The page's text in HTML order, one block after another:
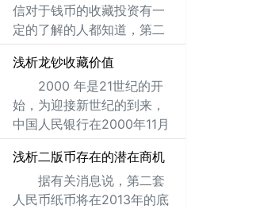
信对于钱币的收藏投资有一
定的了解的人都知道，第二
套人民币是钱币收藏投资市
场中最热门的一套人民币。
这一套人民币的魅力有哪些
呢?竟然会如此吸引人。下
面，笔者就为您一一揭晓答
案吧。
浅析龙钞收藏价值
2000 年是21世纪的开
始，为迎接新世纪的到来，
中国人民银行在2000年11月
28日发行了龙钞，这是我国
第一套塑料钞，面值100元，
发行量1000万张，大小
165*80mm，字冠和字号是
浅析二版币存在的潜在商机
据有关消息说，第二套
人民币纸币将在2013年的底